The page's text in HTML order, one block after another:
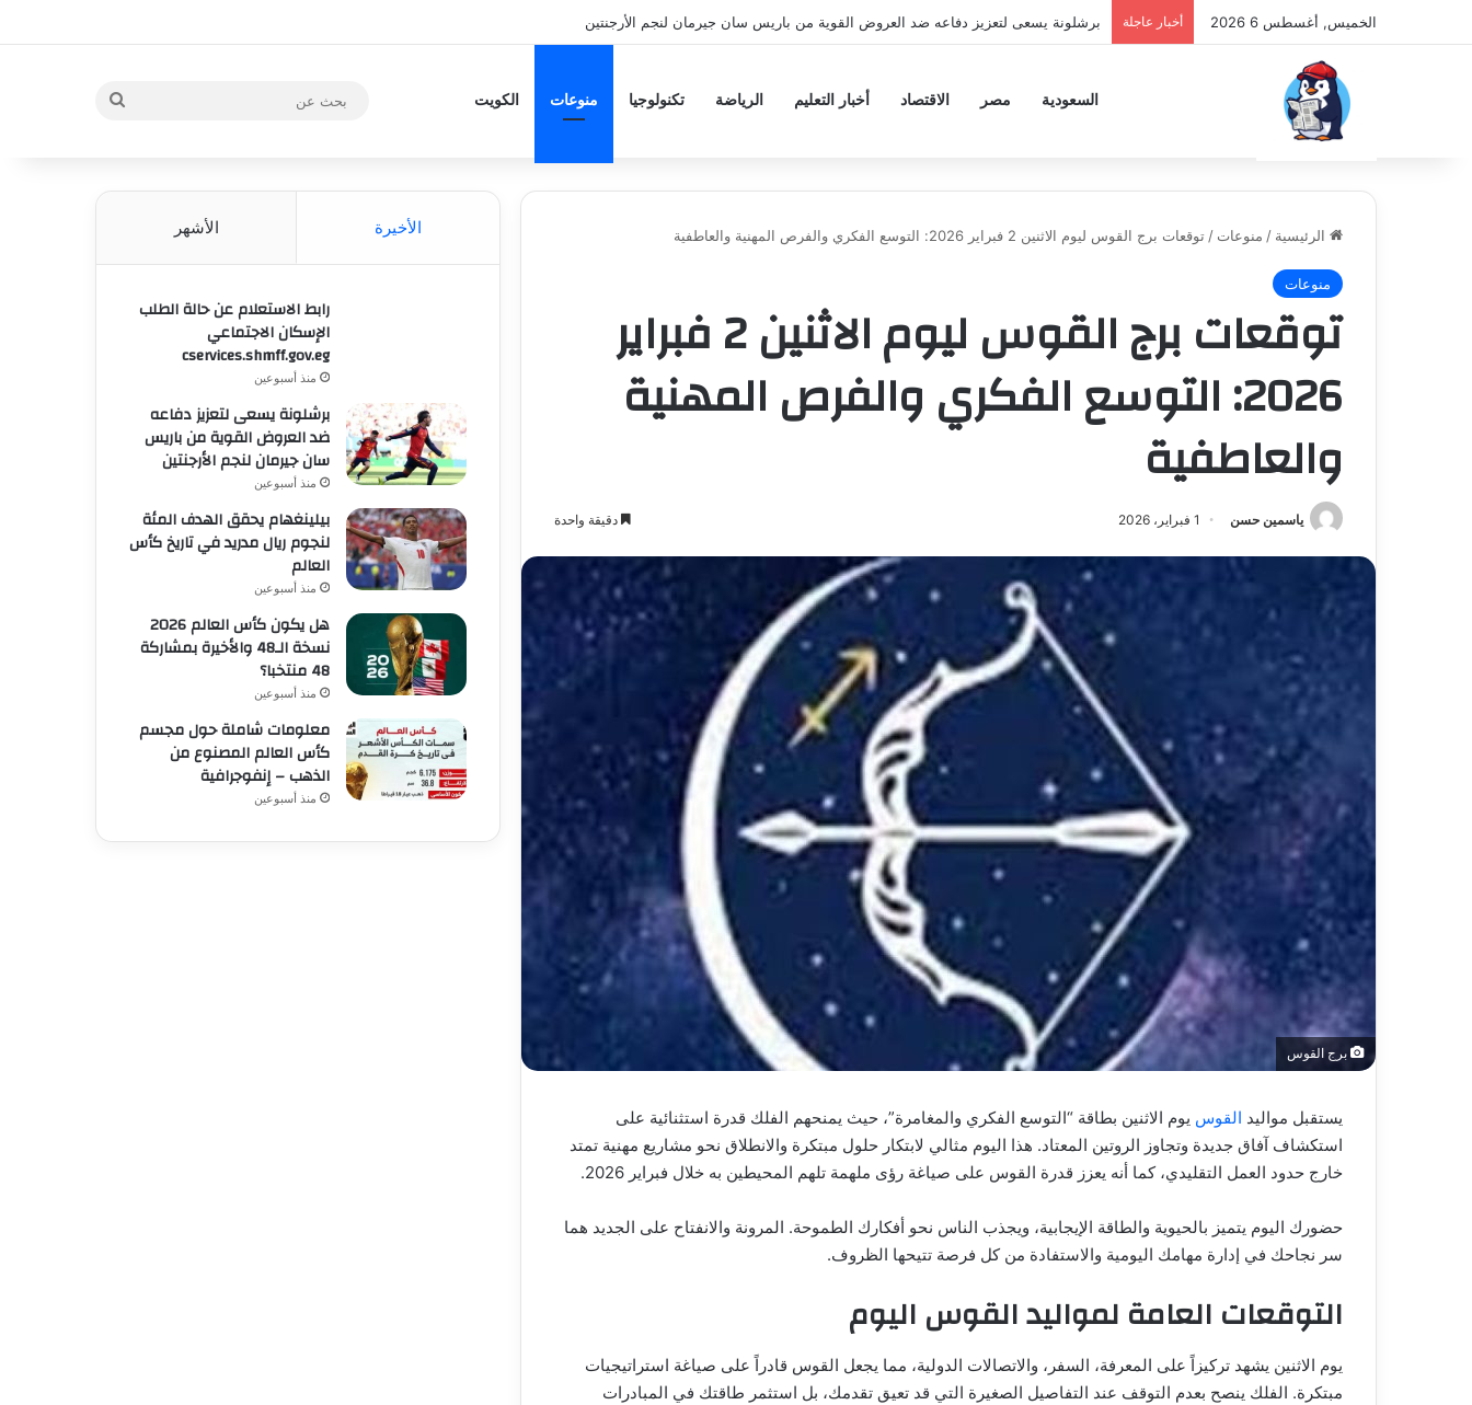
الخميس, أغسطس 6 2026 أخبار عاجلة برشلونة يسعى لتعزيز دفاعه ضد العروض القوية من باريس سان جيرمان لنجم الأرجنتين
السعودية مصر الاقتصاد أخبار التعليم الرياضة تكنولوجيا منوعات الكويت
بحث
الرئيسية / منوعات / توقعات برج القوس ليوم الاثنين 2 فبراير 2026: التوسع الفكري والفرص المهنية والعاطفية
منوعات
توقعات برج القوس ليوم الاثنين 2 فبراير
2026: التوسع الفكري والفرص المهنية
والعاطفية
ياسمين حسن 1 فبراير، 2026 دقيقة واحدة
برج القوس
يستقبل مواليد القوس يوم الاثنين بطاقة “التوسع الفكري والمغامرة”، حيث يمنحهم الفلك قدرة استثنائية على
استكشاف آفاق جديدة وتجاوز الروتين المعتاد. هذا اليوم مثالي لابتكار حلول مبتكرة والانطلاق نحو مشاريع مهنية تمتد
خارج حدود العمل التقليدي، كما أنه يعزز قدرة القوس على صياغة رؤى ملهمة تلهم المحيطين به خلال فبراير 2026.
حضورك اليوم يتميز بالحيوية والطاقة الإيجابية، ويجذب الناس نحو أفكارك الطموحة. المرونة والانفتاح على الجديد هما
سر نجاحك في إدارة مهامك اليومية والاستفادة من كل فرصة تتيحها الظروف.
التوقعات العامة لمواليد القوس اليوم
يوم الاثنين يشهد تركيزاً على المعرفة، السفر، والاتصالات الدولية، مما يجعل القوس قادراً على صياغة استراتيجيات
مبتكرة. الفلك ينصح بعدم التوقف عند التفاصيل الصغيرة التي قد تعيق تقدمك، بل استثمر طاقتك في المبادرات
الأخيرة الأشهر
رابط الاستعلام عن حالة الطلب
الإسكان الاجتماعي
cservices.shmff.gov.eg
منذ أسبوعين
برشلونة يسعى لتعزيز دفاعه
ضد العروض القوية من باريس
سان جيرمان لنجم الأرجنتين
منذ أسبوعين
بيلينغهام يحقق الهدف المئة
لنجوم ريال مدريد في تاريخ كأس
العالم
منذ أسبوعين
هل يكون كأس العالم 2026
نسخة الـ48 والأخيرة بمشاركة
48 منتخبا؟
منذ أسبوعين
معلومات شاملة حول مجسم
كأس العالم المصنوع من
الذهب – إنفوجرافية
منذ أسبوعين